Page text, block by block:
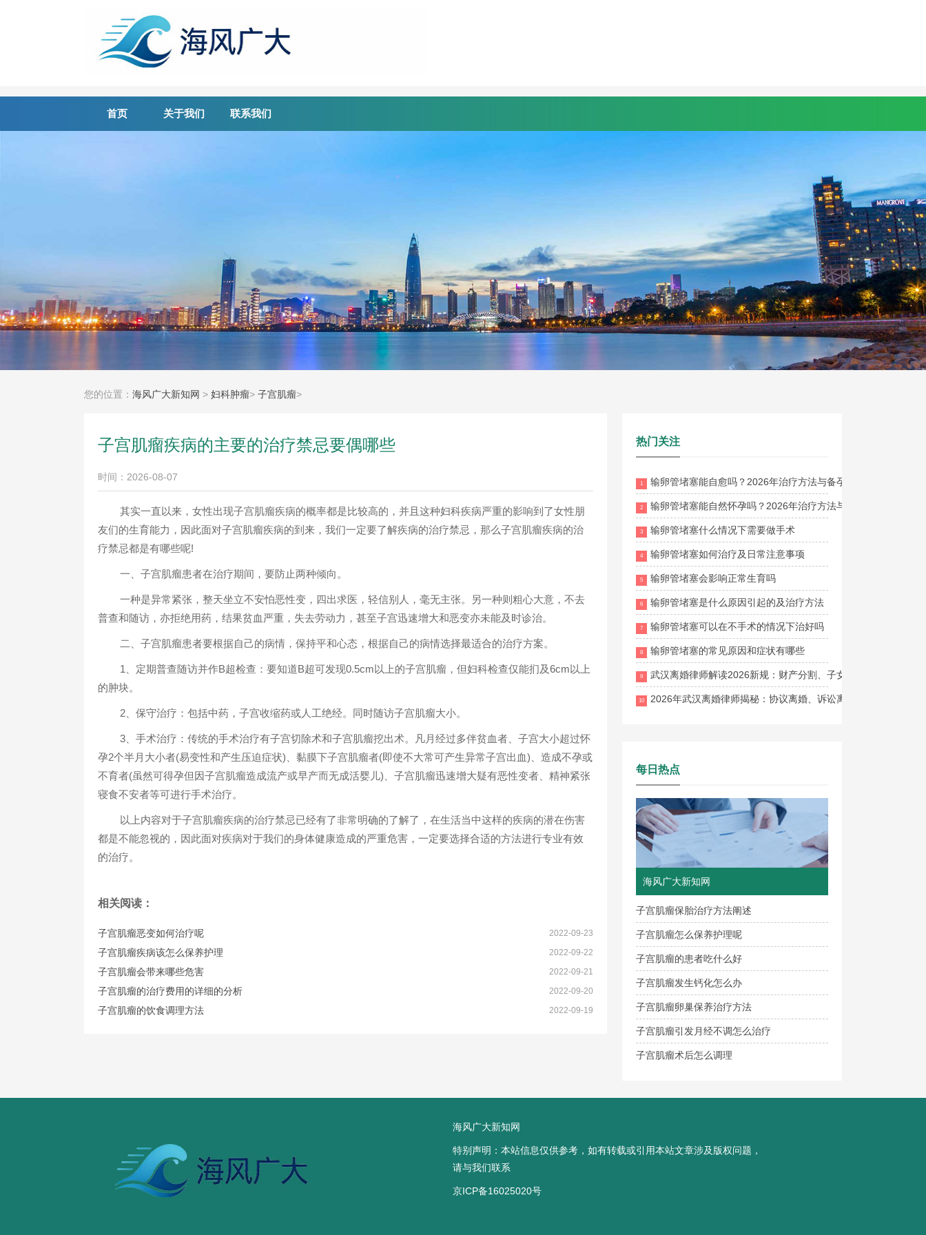
首页 关于我们 联系我们
您的位置： 海风广大新知网 > 妇科肿瘤> 子宫肌瘤>
子宫肌瘤疾病的主要的治疗禁忌要偶哪些
时间：2026-08-07
其实一直以来，女性出现子宫肌瘤疾病的概率都是比较高的，并且这种妇科疾病严重的影响到了女性朋
友们的生育能力，因此面对子宫肌瘤疾病的到来，我们一定要了解疾病的治疗禁忌，那么子宫肌瘤疾病的治
疗禁忌都是有哪些呢!
一、子宫肌瘤患者在治疗期间，要防止两种倾向。
一种是异常紧张，整天坐立不安怕恶性变，四出求医，轻信别人，毫无主张。另一种则粗心大意，不去
普查和随访，亦拒绝用药，结果贫血严重，失去劳动力，甚至子宫迅速增大和恶变亦未能及时诊治。
二、子宫肌瘤患者要根据自己的病情，保持平和心态，根据自己的病情选择最适合的治疗方案。
1、定期普查随访并作B超检查：要知道B超可发现0.5cm以上的子宫肌瘤，但妇科检查仅能扪及6cm以上
的肿块。
2、保守治疗：包括中药，子宫收缩药或人工绝经。同时随访子宫肌瘤大小。
3、手术治疗：传统的手术治疗有子宫切除术和子宫肌瘤挖出术。凡月经过多伴贫血者、子宫大小超过怀
孕2个半月大小者(易变性和产生压迫症状)、黏膜下子宫肌瘤者(即使不大常可产生异常子宫出血)、造成不孕或
不育者(虽然可得孕但因子宫肌瘤造成流产或早产而无成活婴儿)、子宫肌瘤迅速增大疑有恶性变者、精神紧张
寝食不安者等可进行手术治疗。
以上内容对于子宫肌瘤疾病的治疗禁忌已经有了非常明确的了解了，在生活当中这样的疾病的潜在伤害
都是不能忽视的，因此面对疾病对于我们的身体健康造成的严重危害，一定要选择合适的方法进行专业有效
的治疗。
相关阅读：
子宫肌瘤恶变如何治疗呢 2022-09-23
子宫肌瘤疾病该怎么保养护理 2022-09-22
子宫肌瘤会带来哪些危害 2022-09-21
子宫肌瘤的治疗费用的详细的分析 2022-09-20
子宫肌瘤的饮食调理方法 2022-09-19
热门关注
1 输卵管堵塞能自愈吗？2026年治疗方法与备孕成功率全解析
2 输卵管堵塞能自然怀孕吗？2026年治疗方法与疏通方案全面解析
3 输卵管堵塞什么情况下需要做手术
4 输卵管堵塞如何治疗及日常注意事项
5 输卵管堵塞会影响正常生育吗
6 输卵管堵塞是什么原因引起的及治疗方法
7 输卵管堵塞可以在不手术的情况下治好吗
8 输卵管堵塞的常见原因和症状有哪些
9 武汉离婚律师解读2026新规：财产分割、子女抚养权、离婚流
10 2026年武汉离婚律师揭秘：协议离婚、诉讼离婚、财产分割与
每日热点
海风广大新知网
子宫肌瘤保胎治疗方法阐述
子宫肌瘤怎么保养护理呢
子宫肌瘤的患者吃什么好
子宫肌瘤发生钙化怎么办
子宫肌瘤卵巢保养治疗方法
子宫肌瘤引发月经不调怎么治疗
子宫肌瘤术后怎么调理
海风广大新知网
特别声明：本站信息仅供参考，如有转载或引用本站文章涉及版权问题，
请与我们联系
京ICP备16025020号